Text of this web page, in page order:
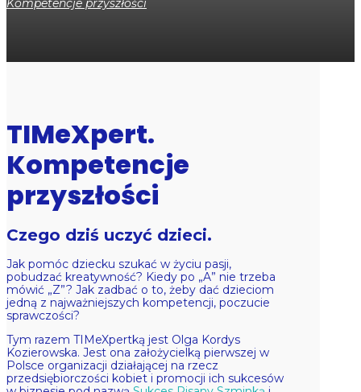
Kompetencje przyszłości
TIMeXpert.
Kompetencje
przyszłości
Czego dziś uczyć dzieci.
Jak pomóc dziecku szukać w życiu pasji,
pobudzać kreatywność? Kiedy po „A” nie trzeba
mówić „Z”? Jak zadbać o to, żeby dać dzieciom
jedną z najważniejszych kompetencji, poczucie
sprawczości?
Tym razem TIMeXpertką jest Olga Kordys
Kozierowska. Jest ona założycielką pierwszej w
Polsce organizacji działającej na rzecz
przedsiębiorczości kobiet i promocji ich sukcesów